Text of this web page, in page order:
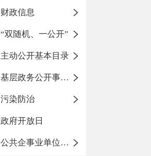
财政信息
“双随机、一公开”
主动公开基本目录
基层政务公开事项标准目录
污染防治
政府开放日
公共企事业单位信息公开